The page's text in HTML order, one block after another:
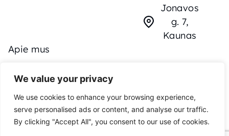
We value your privacy
We use cookies to enhance your browsing experience,
serve personalised ads or content, and analyse our traffic.
By clicking "Accept All", you consent to our use of cookies.
Jonavos
g. 7,
Kaunas
Apie mus
Produktai
Kontaktai